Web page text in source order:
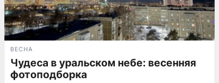
ВЕСНА
Чудеса в уральском небе: весенняя
фотоподборка